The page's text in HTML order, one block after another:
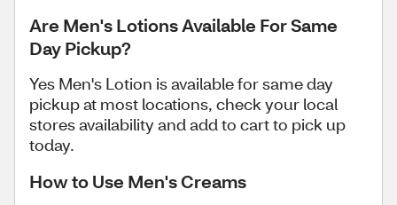
Are Men's Lotions Available For Same
Day Pickup?
Yes Men's Lotion is available for same day
pickup at most locations, check your local
stores availability and add to cart to pick up
today.
How to Use Men's Creams